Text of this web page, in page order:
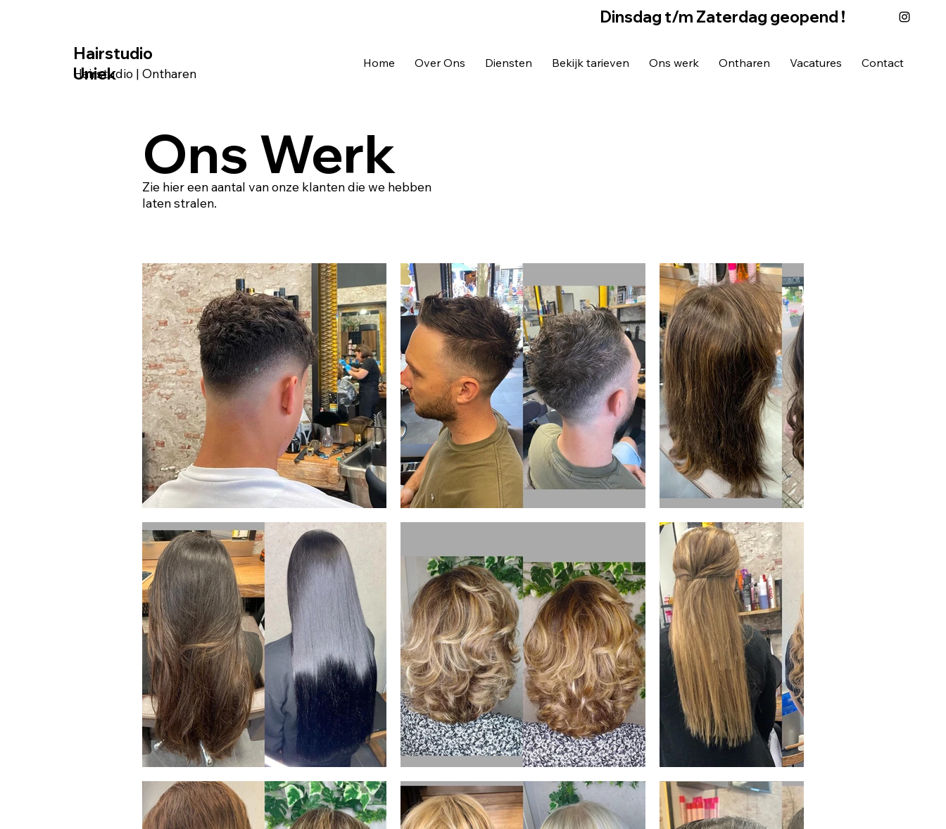
Dinsdag t/m Zaterdag geopend !
Hairstudio
Uniek
Home Over Ons Diensten Bekijk tarieven Ons werk Ontharen Vacatures Contact
Hairstudio | Ontharen
Ons Werk
Zie hier een aantal van onze klanten die we hebben
laten stralen.